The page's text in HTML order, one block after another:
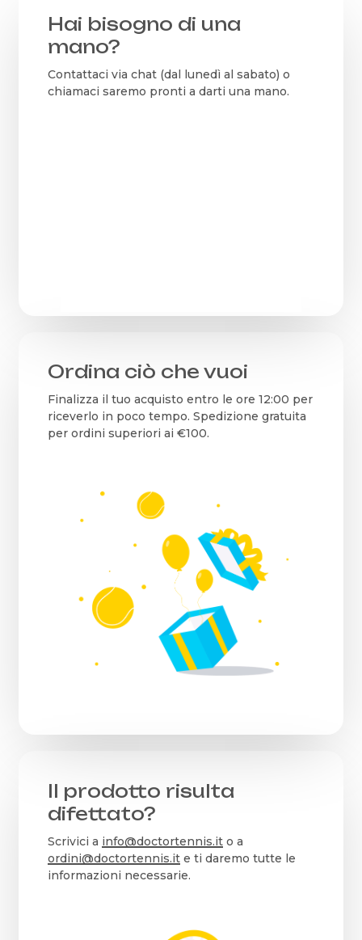
Hai bisogno di una
mano?
Contattaci via chat (dal lunedì al sabato) o
chiamaci saremo pronti a darti una mano.
Ordina ciò che vuoi
Finalizza il tuo acquisto entro le ore 12:00 per
riceverlo in poco tempo. Spedizione gratuita
per ordini superiori ai €100.
Il prodotto risulta
difettato?
Scrivici a info@doctortennis.ito a
ordini@doctortennis.ite ti daremo tutte le
informazioni necessarie.